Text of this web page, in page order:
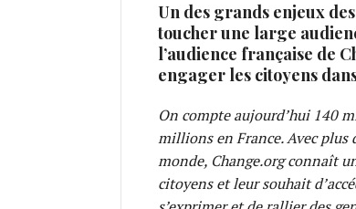
Un des grands enjeux
toucher une large
l’audience française de
engager les citoyens
On compte aujourd’hui 140
millions en France. Avec
monde, Change.org connaît
citoyens et leur souhait